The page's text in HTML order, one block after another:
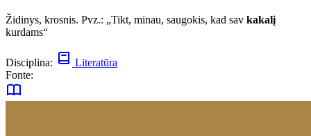
Židinys, krosnis. Pvz.: „Tikt, minau, saugokis, kad sav kakalį
kurdams“
Disciplina:
Literatūra
Fonte: